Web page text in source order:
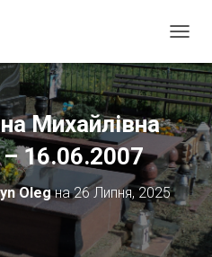
Е
Р
Е
М
К
Н
У
Т
И
Н
А
В
Михайлівна
16.06.2007
Olegна26 Липня, 2025